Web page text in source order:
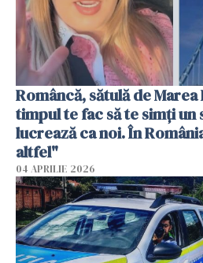
Româncă, sătulă de
timpul te fac să te simți un
lucrează ca noi. În
altfel"
04 APRILIE 2026